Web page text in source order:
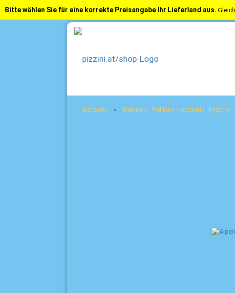
Bitte wählen Sie für eine korrekte Preisangabe Ihr Lieferland aus.
Startseite » Maniküre - Pediküre / Kosmetik - Hygiene